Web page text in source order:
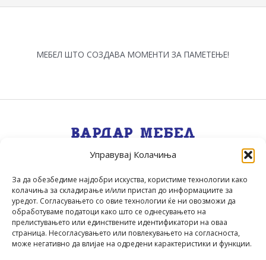
Управувај Колачиња
За да обезбедиме најдобри искуства, користиме технологии како
колачиња за складирање и/или пристап до информациите за
уредот. Согласувањето со овие технологии ќе ни овозможи да
обработуваме податоци како што се однесувањето на
прелистувањето или единствените идентификатори на оваа
страница. Несогласувањето или повлекувањето на согласноста,
може негативно да влијае на одредени карактеристики и функции.
МЕБЕЛ ШТО СОЗДАВА МОМЕНТИ ЗА ПАМЕТЕЊЕ!
Квалитет, Стил, Селекција, Сервис.